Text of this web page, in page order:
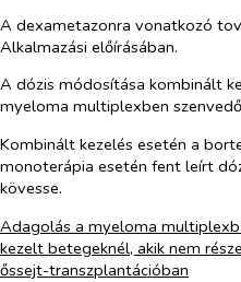
A dexametazonra vonatkozó
Alkalmazási előírásában.
A dózis módosítása kombinált
myeloma multiplexben
Kombinált kezelés esetén a
monoterápia esetén fent leírt
kövesse.
Adagolás a myeloma
kezelt betegeknél, akik nem
őssejt-transzplantációban